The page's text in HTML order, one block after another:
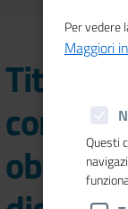
Titolare
Per vedere
Maggiori
Questi